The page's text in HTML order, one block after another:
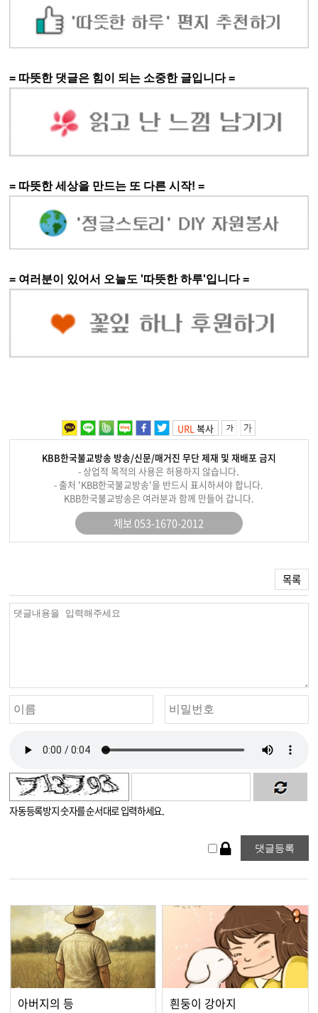
= 따뜻한 댓글은 힘이 되는 소중한 글입니다 =
= 따뜻한 세상을 만드는 또 다른 시작! =
= 여러분이 있어서 오늘도 '따뜻한 하루'입니다 =
URL복사
KBB한국불교방송 방송/신문/매거진 무단 제재 및 재배포 금지
- 상업적 목적의 사용은 허용하지 않습니다.
- 출처 'KBB한국불교방송'을 반드시 표시하셔야 합니다.
KBB한국불교방송은 여러분과 함께 만들어 갑니다.
제보 053-1670-2012
목록
자동등록방지 숫자를 순서대로 입력하세요.
아버지의 등 흰둥이 강아지